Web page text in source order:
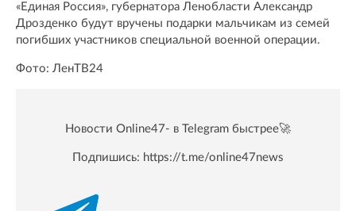
«Единая Россия», губернатора Ленобласти Александр
Дрозденко будут вручены подарки мальчикам из семей
погибших участников специальной военной операции.
Фото: ЛенТВ24
Новости Online47- в Telegram быстрее🚀
Подпишись: https://t.me/online47news